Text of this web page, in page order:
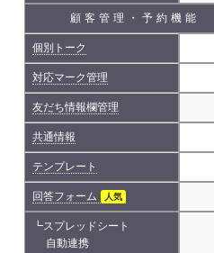
顧客管理・予約機能
個別トーク
対応マーク管理
友だち情報欄管理
共通情報
テンプレート
回答フォーム 人気
┗スプレッドシート
自動連携